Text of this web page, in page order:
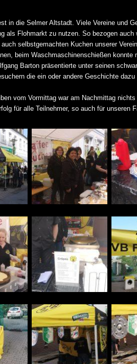
in die Selmer Altstadt. Viele Vereine und
als Flohmarkt zu nutzen. So bezogen
selbstgemachten Kuchen unserer
beim Waschmaschinenschießen
Barton präsentierte unter seinen
die ein oder andere Geschichte
vom Vormittag war am Nachmittag
für alle Teilnehmer, so auch für unseren